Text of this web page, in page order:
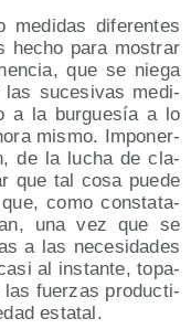
medi­das dife­ren­tes
hecho para mos­trar
que se nie­ga
las suce­si­vas medi­
a la bur­gue­sía a lo
mis­mo. Impo­ner­
de la lucha de cla­
que tal cosa pue­de
como cons­ta­ta­
una vez que se
a las nece­si­da­des
al ins­tan­te, topa­
las fuer­zas pro­duc­ti­
estatal.